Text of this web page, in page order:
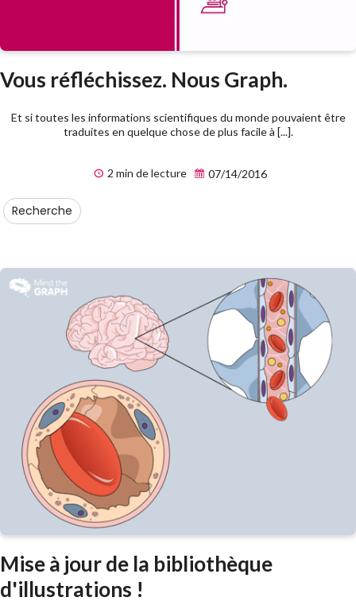
Vous réfléchissez. Nous Graph.
Et si toutes les informations scientifiques du monde pouvaient être
traduites en quelque chose de plus facile à [...].
2 min de lecture 07/14/2016
Recherche
Mise à jour de la bibliothèque
d'illustrations !